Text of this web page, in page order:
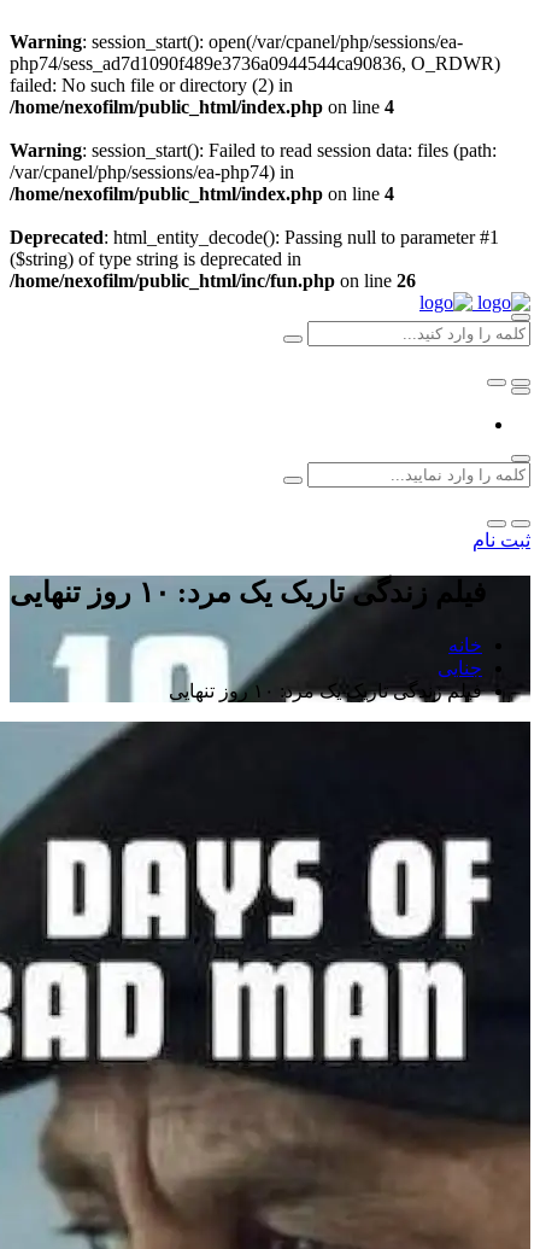
Warning: session_start(): open(/var/cpanel/php/sessions/ea-
php74/sess_ad7d1090f489e3736a0944544ca90836, O_RDWR)
failed: No such file or directory (2) in
/home/nexofilm/public_html/index.php on line 4
Warning: session_start(): Failed to read session data: files (path:
/var/cpanel/php/sessions/ea-php74) in
/home/nexofilm/public_html/index.php on line 4
Deprecated: html_entity_decode(): Passing null to parameter #1
($string) of type string is deprecated in
/home/nexofilm/public_html/inc/fun.php on line 26
ثبت نام
فیلم زندگی تاریک یک مرد: ۱۰ روز تنهایی
خانه
جنایی
فیلم زندگی تاریک یک مرد: ۱۰ روز تنهایی